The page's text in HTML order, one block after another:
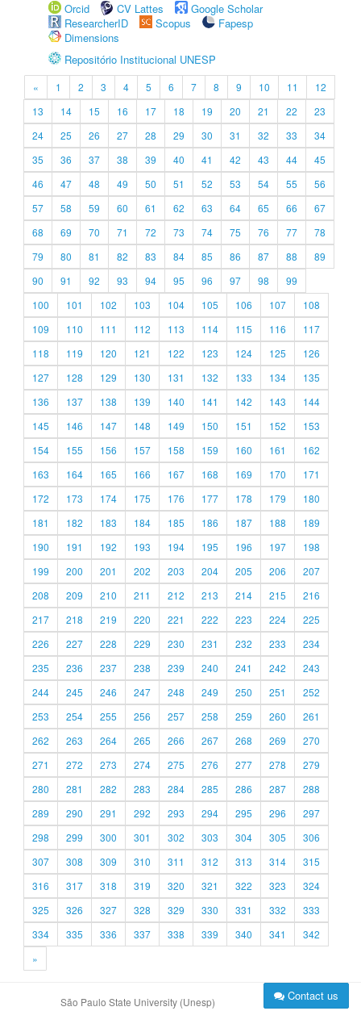
Orcid
CV Lattes
Google Scholar
ResearcherID
Scopus
Fapesp
Dimensions
Repositório Institucional UNESP
« 1 2 3 4 5 6 7 8 9 10 11
12
13
14 15 16 17 18 19 20 21 22
23
24
25 26 27 28 29 30 31 32 33
34
35
36 37 38 39 40 41 42 43 44
45
46
47 48 49 50 51 52 53 54 55
56
57
58 59 60 61 62 63 64 65 66
67
68
69 70 71 72 73 74 75 76 77
78
79
80 81 82 83 84 85 86 87 88
89
90
91 92 93 94 95 96 97 98
99
100
101 102 103 104 105 106 107
108
109
110 111 112 113 114 115 116
117
118
119 120 121 122 123 124 125
126
127
128 129 130 131 132 133 134
135
136
137 138 139 140 141 142 143
144
145
146 147 148 149 150 151 152
153
154
155 156 157 158 159 160 161
162
163
164 165 166 167 168 169 170
171
172
173 174 175 176 177 178 179
180
181
182 183 184 185 186 187 188
189
190
191 192 193 194 195 196 197
198
199
200 201 202 203 204 205 206
207
208
209 210 211 212 213 214 215
216
217
218 219 220 221 222 223 224
225
226
227 228 229 230 231 232 233
234
235
236 237 238 239 240 241 242
243
244
245 246 247 248 249 250 251
252
253
254 255 256 257 258 259 260
261
262
263 264 265 266 267 268 269
270
271
272 273 274 275 276 277 278
279
280
281 282 283 284 285 286 287
288
289
290 291 292 293 294 295 296
297
298
299 300 301 302 303 304 305
306
307
308 309 310 311 312 313 314
315
316
317 318 319 320 321 322 323
324
325
326 327 328 329 330 331 332
333
334
335 336 337 338 339 340 341
342
»
São Paulo State University (Unesp) Contact us